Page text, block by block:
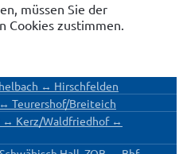
müssen Sie der
Cookies zustimmen.
↔ Hirschfelden
Teurershof/Breiteich
↔ Kerz/Waldfriedhof ↔